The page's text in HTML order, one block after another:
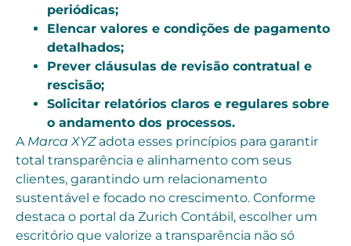
periódicas;
Elencar valores e condições de pagamento
detalhados;
Prever cláusulas de revisão contratual e
rescisão;
Solicitar relatórios claros e regulares sobre
o andamento dos processos.
A Marca XYZadota esses princípios para garantir
total transparência e alinhamento com seus
clientes, garantindo um relacionamento
sustentável e focado no crescimento. Conforme
destaca o portal da Zurich Contábil, escolher um
escritório que valorize a transparência não só